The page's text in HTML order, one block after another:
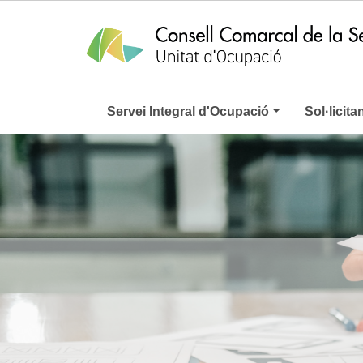
Servei Integral d'Ocupació